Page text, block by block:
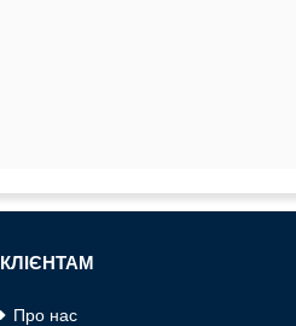
КЛІЄНТАМ
Про нас